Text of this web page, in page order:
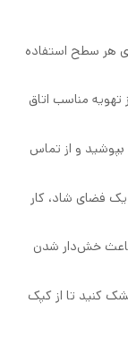
هر سطح استفاده
تهویه مناسب اتاق
بپوشید و از تماس
فضای شاد، کار
باعث خش‌دار شدن
کنید تا از کپک